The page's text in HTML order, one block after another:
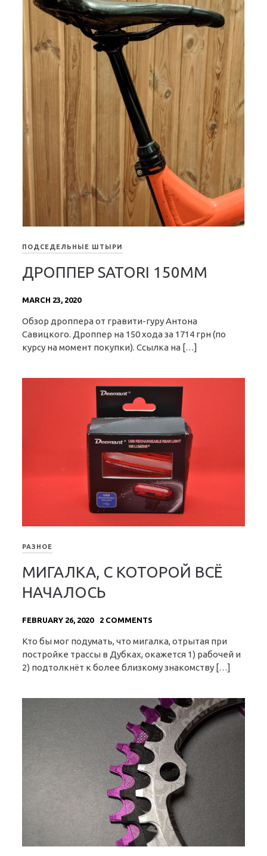
ПОДСЕДЕЛЬНЫЕ ШТЫРИ
ДРОППЕР SATORI 150MM
MARCH 23, 2020
Обзор дроппера от гравити-гуру Антона
Савицкого. Дроппер на 150 хода за 1714 грн (по
курсу на момент покупки). Ссылка на […]
РАЗНОЕ
МИГАЛКА, С КОТОРОЙ ВСЁ
НАЧАЛОСЬ
FEBRUARY 26, 2020 2 COMMENTS
Кто бы мог подумать, что мигалка, отрытая при
постройке трассы в Дубках, окажется 1) рабочей и
2) подтолкнёт к более близкому знакомству […]